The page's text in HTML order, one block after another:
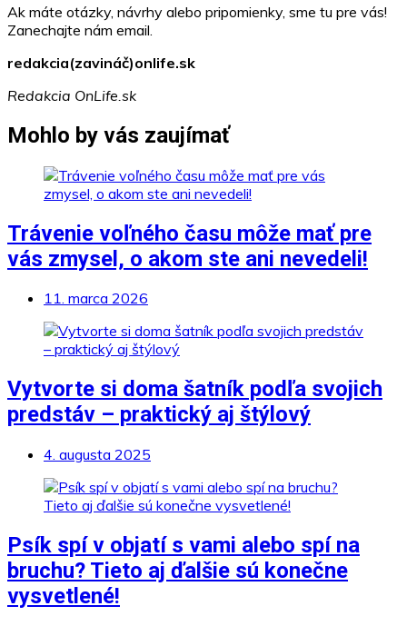
Ak máte otázky, návrhy alebo pripomienky, sme tu pre vás!
Zanechajte nám email.
redakcia(zavináč)onlife.sk
Redakcia OnLife.sk
Mohlo by vás zaujímať
Trávenie voľného času môže mať pre
vás zmysel, o akom ste ani nevedeli!
11. marca 2026
Vytvorte si doma šatník podľa svojich
predstáv – praktický aj štýlový
4. augusta 2025
Psík spí v objatí s vami alebo spí na
bruchu? Tieto aj ďalšie sú konečne
vysvetlené!